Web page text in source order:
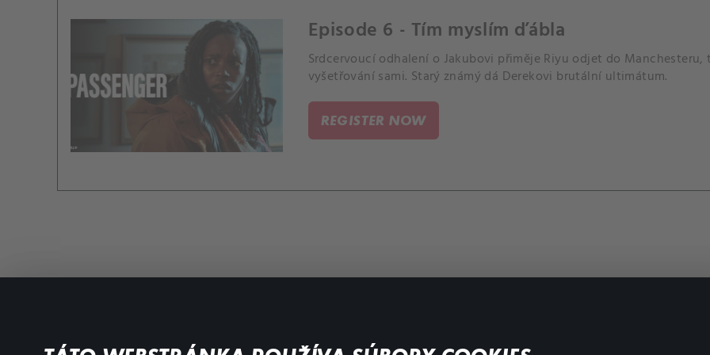
Episode 6 - Tím myslím ďábla
Srdcervoucí odhalení o Jakubovi přiměje Riyu odjet do
vyšetřování sami. Starý známý dá Derekovi brutální ultimátum.
REGISTER NOW